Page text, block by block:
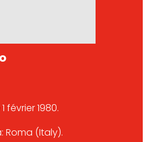
février 1980.
Roma (Italy).